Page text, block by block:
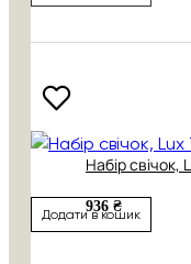
Набір свічок,
936 ₴
Додати в кошик